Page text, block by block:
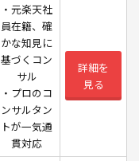
・元楽天社
員在籍、確
かな知見に
基づくコン
サル
・プロのコ
ンサルタン
トが一気通
貫対応
詳細を
見る